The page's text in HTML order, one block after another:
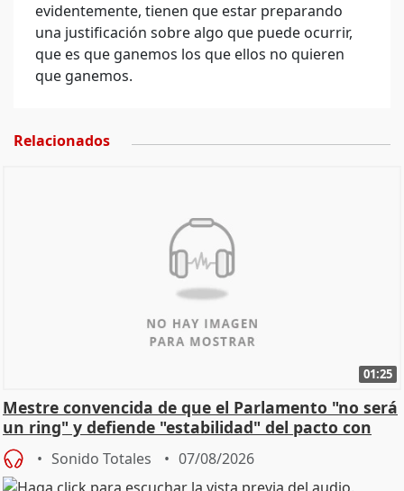
evidentemente, tienen que estar preparando
una justificación sobre algo que puede ocurrir,
que es que ganemos los que ellos no quieren
que ganemos.
Relacionados
01:25
Mestre convencida de que el Parlamento "no será
un ring" y defiende "estabilidad" del pacto con
Vox
Sonido Totales 07/08/2026